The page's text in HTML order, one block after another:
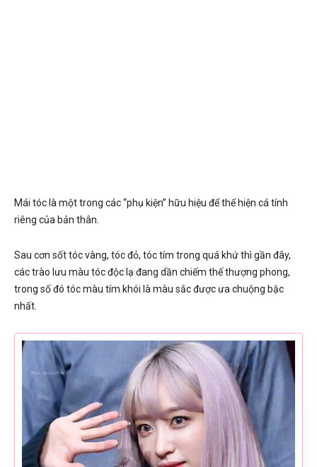
Mái tóc là một trong các “phụ kiện” hữu hiệu để thể hiện cá tính
riêng của bản thân.
Sau cơn sốt tóc vàng, tóc đỏ, tóc tím trong quá khứ thì gần đây,
các trào lưu màu tóc độc lạ đang dần chiếm thế thượng phong,
trong số đó tóc màu tím khói là màu sắc được ưa chuộng bậc
nhất.